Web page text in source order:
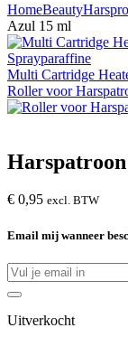
HomeBeauty
Azul 15 ml
Multi Cartridge
Roller voor
€ 0,95 excl. BTW
Email mij wanneer
Uitverkocht